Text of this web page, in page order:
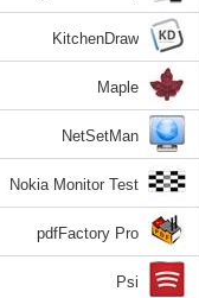
KitchenDraw
Maple
NetSetMan
Nokia Monitor Test
pdfFactory Pro
Psi